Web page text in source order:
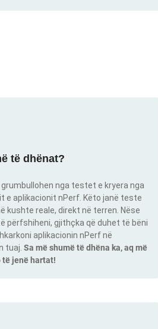
të dhënat?
nga testet e kryera nga
e aplikacionit nPerf. Këto janë teste
kushte reale, direkt në terren. Nëse
përfshiheni, gjithçka që duhet të bëni
aplikacionin nPerf në
tuaj. Sa më shumë të dhëna ka, aq më
të jenë hartat!